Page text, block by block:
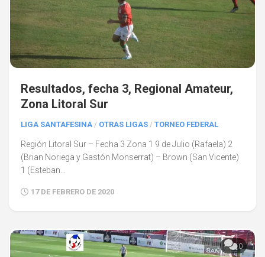
Resultados, fecha 3, Regional Amateur,
Zona Litoral Sur
LIGA SANTAFESINA / OTRAS LIGAS / TORNEO FEDERAL
Región Litoral Sur – Fecha 3 Zona 1 9 de Julio (Rafaela) 2
(Brian Noriega y Gastón Monserrat) – Brown (San Vicente)
1 (Esteban...
17 DE FEBRERO DE 2020
0